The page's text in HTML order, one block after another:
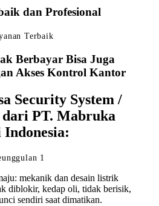
dan Profesional
Berbayar Bisa Juga
Akses Kontrol Kantor
Security System /
PT. Mabruka
Indonesia:
mekanik dan desain listrik
diblokir, kedap oli, tidak berisik,
sendiri saat dimatikan.